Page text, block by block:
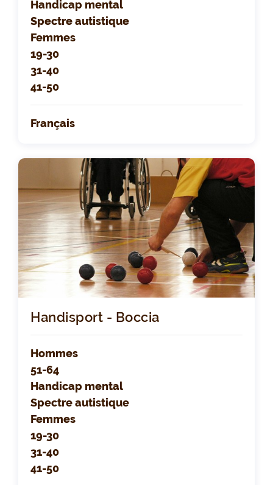
Handicap mental
Spectre autistique
Femmes
19-30
31-40
41-50
Français
Handisport - Boccia
Hommes
51-64
Handicap mental
Spectre autistique
Femmes
19-30
31-40
41-50